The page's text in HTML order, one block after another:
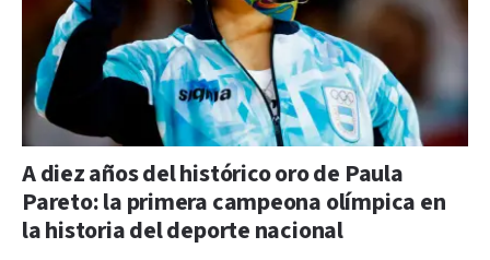
A diez años del histórico oro de Paula
Pareto: la primera campeona olímpica en
la historia del deporte nacional